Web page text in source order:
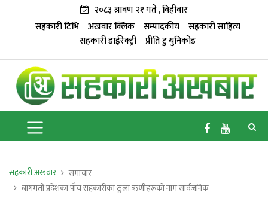
२०८३ श्रावण २१ गते , विहीवार
सहकारी टिभि
अखवार क्लिक सम्पादकीय
सहकारी साहित्य
सहकारी डाईरेक्ट्री प्रीति टु युनिकोड
सहकारी अखवार
समाचार
बागमती प्रदेशका पाँच सहकारीका ठूला ऋणीहरूको नाम सार्वजनिक